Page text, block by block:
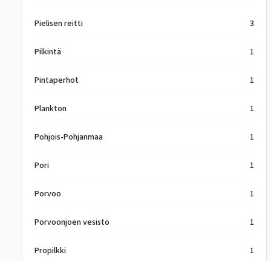
Pielisen reitti 3
Pilkintä 1
Pintaperhot 1
Plankton 1
Pohjois-Pohjanmaa 1
Pori 1
Porvoo 1
Porvoonjoen vesistö 1
Propilkki 1